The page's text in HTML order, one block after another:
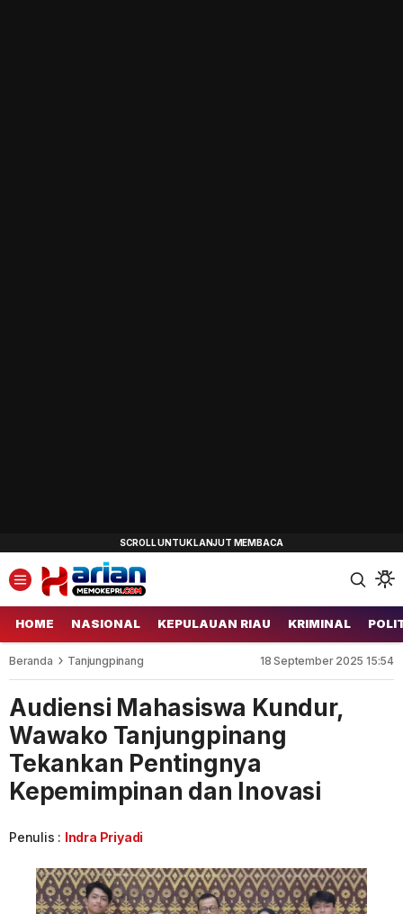
HOME NASIONAL KEPULAUAN RIAU KRIMINAL
Beranda Tanjungpinang 18 September 2025 15:54
Audiensi Mahasiswa Kundur,
Wawako Tanjungpinang
Tekankan Pentingnya
Kepemimpinan dan Inovasi
Penulis : Indra Priyadi